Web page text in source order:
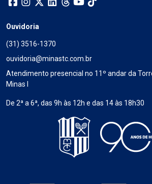
Ouvidoria
(31) 3516-1370
ouvidoria@minastc.com.br
Atendimento presencial no 11º andar da
Minas I
De 2ª a 6ª, das 9h às 12h e das 14 às 18h30